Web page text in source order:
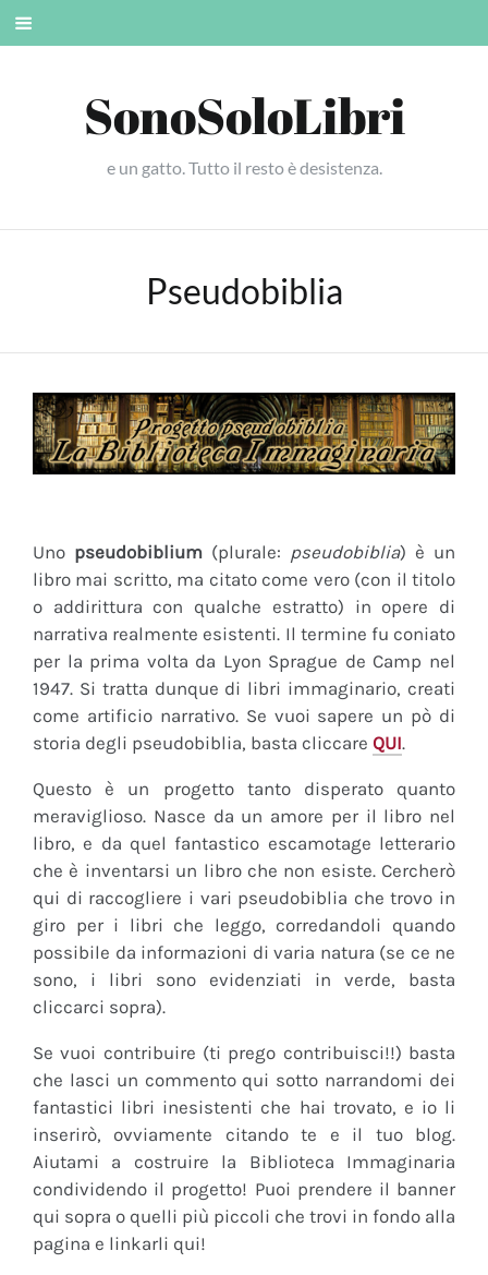
Skip
SonoSoloLibri
e un gatto. Tutto il resto è desistenza.
Pseudobiblia
Uno pseudobiblium (plurale: pseudobiblia) è un
libro mai scritto, ma citato come vero (con il titolo
o addirittura con qualche estratto) in opere di
narrativa realmente esistenti. Il termine fu coniato
per la prima volta da Lyon Sprague de Camp nel
1947. Si tratta dunque di libri immaginario, creati
come artificio narrativo. Se vuoi sapere un pò di
storia degli pseudobiblia, basta cliccare QUI.
Questo è un progetto tanto disperato quanto
meraviglioso. Nasce da un amore per il libro nel
libro, e da quel fantastico escamotage letterario
che è inventarsi un libro che non esiste. Cercherò
qui di raccogliere i vari pseudobiblia che trovo in
giro per i libri che leggo, corredandoli quando
possibile da informazioni di varia natura (se ce ne
sono, i libri sono evidenziati in verde, basta
cliccarci sopra).
Se vuoi contribuire (ti prego contribuisci!!) basta
che lasci un commento qui sotto narrandomi dei
fantastici libri inesistenti che hai trovato, e io li
inserirò, ovviamente citando te e il tuo blog.
Aiutami a costruire la Biblioteca Immaginaria
condividendo il progetto! Puoi prendere il banner
qui sopra o quelli più piccoli che trovi in fondo alla
pagina e linkarli qui!